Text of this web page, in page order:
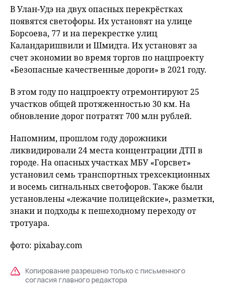
В Улан-Удэ на двух опасных перекрёстках
появятся светофоры. Их установят на улице
Борсоева, 77 и на перекрестке улиц
Каландаришвили и Шмидта. Их установят за
счет экономии во время торгов по нацпроекту
«Безопасные качественные дороги» в 2021 году.
В этом году по нацпроекту отремонтируют 25
участков общей протяженностью 30 км. На
обновление дорог потратят 700 млн рублей.
Напомним, прошлом году дорожники
ликвидировали 24 места концентрации ДТП в
городе. На опасных участках МБУ «Горсвет»
установил семь транспортных трехсекционных
и восемь сигнальных светофоров. Также были
установлены «лежачие полицейские», разметки,
знаки и подходы к пешеходному переходу от
тротуара.
фото: pixabay.com
Копирование разрешено только с письменного
согласия главного редактора